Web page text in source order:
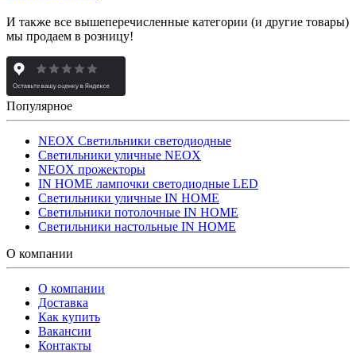
И также все вышеперечисленные категории (и другие товары)
мы продаем в розницу!
Популярное
NEOX Светильники светодиодные
Светильники уличные NEOX
NEOX прожекторы
IN HOME лампочки светодиодные LED
Светильники уличные IN HOME
Светильники потолочные IN HOME
Светильники настольные IN HOME
О компании
О компании
Доставка
Как купить
Вакансии
Контакты